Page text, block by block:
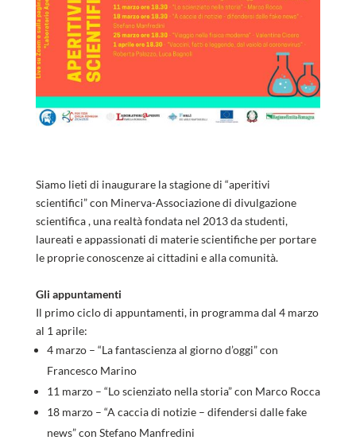
Siamo lieti di inaugurare la stagione di “aperitivi
scientifici” con Minerva-Associazione di divulgazione
scientifica , una realtà fondata nel 2013 da studenti,
laureati e appassionati di materie scientifiche per portare
le proprie conoscenze ai cittadini e alla comunità.
Gli appuntamenti
Il primo ciclo di appuntamenti, in programma dal 4 marzo
al 1 aprile:
4 marzo – “La fantascienza al giorno d’oggi” con
Francesco Marino
11 marzo – “Lo scienziato nella storia” con Marco Rocca
18 marzo – “A caccia di notizie – difendersi dalle fake
news” con Stefano Manfredini